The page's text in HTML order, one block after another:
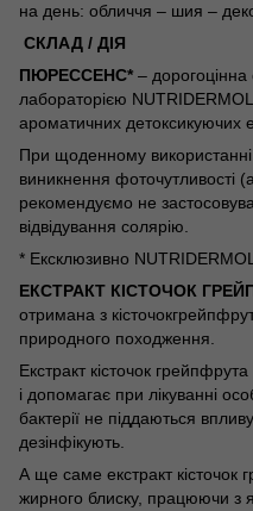
на день: обличчя – шия –
СКЛАД / ДІЯ
ПЮРЕССЕНС* –
лабораторією
ароматичних детоксикуючих
При щоденному
виникнення фоточутливості
рекомендуємо не
відвідування солярію.
* Ексклюзивно
ЕКСТРАКТ КІСТОЧОК
отримана з кісточок
природного походження.
Екстракт кісточок грейпфрута
і допомагає при лікуванні
бактерії не піддаються впливу
дезінфікують.
А ще саме екстракт кісточок
жирного блиску, працюючи з